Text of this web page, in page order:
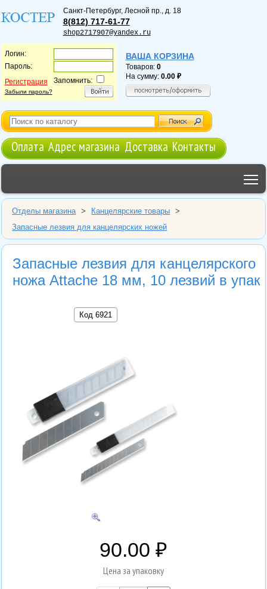
Санкт-Петербург, Лесной пр., д. 18
8(812) 717-61-77
shop2717907@yandex.ru
Логин:
Пароль:
Регистрация
Забыли пароль?
Запомнить:
ВАША КОРЗИНА
Товаров: 0
На сумму: 0.00
Оплата Адрес магазина Доставка Контакты
Отделы магазина > Канцелярские товары
>
Запасные лезвия для канцелярских ножей
Запасные лезвия для канцелярского
ножа Attache 18 мм, 10 лезвий в упак
Код 6921
90.00
Цена за упаковку